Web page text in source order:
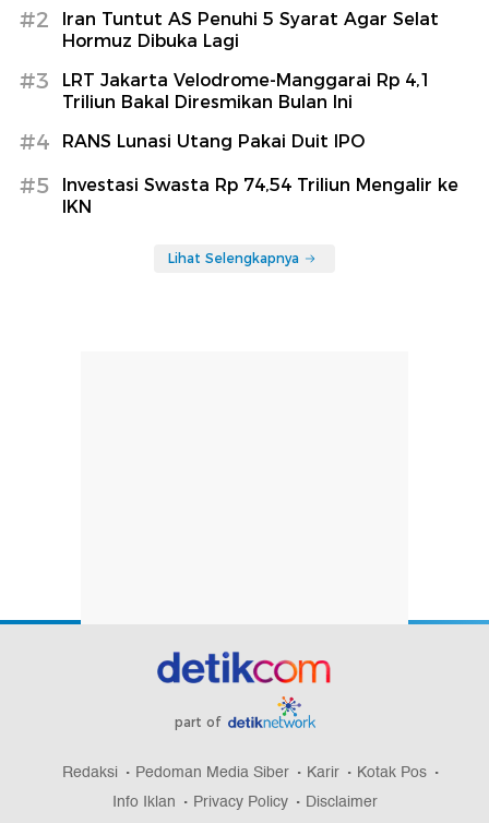
#2
Iran Tuntut AS Penuhi 5 Syarat Agar Selat
Hormuz Dibuka Lagi
#3
LRT Jakarta Velodrome-Manggarai Rp 4,1
Triliun Bakal Diresmikan Bulan Ini
#4 RANS Lunasi Utang Pakai Duit IPO
#5
Investasi Swasta Rp 74,54 Triliun Mengalir ke
IKN
Lihat Selengkapnya
part of
Redaksi Pedoman Media Siber Karir
Kotak Pos
Info Iklan
Privacy Policy Disclaimer